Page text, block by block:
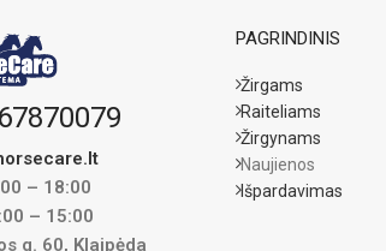
– 18:00
– 15:00
g. 60, Klaipėda
PAGRINDINIS
Žirgams
Raiteliams
Žirgynams
Naujienos
Išpardavimas